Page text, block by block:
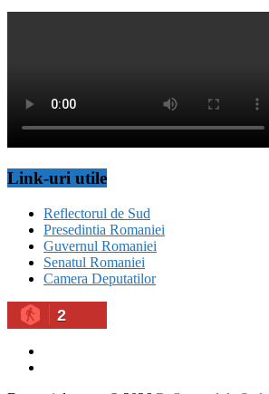
Link-uri utile
Reflectorul de Sud
Presedintia Romaniei
Guvernul Romaniei
Senatul Romaniei
Camera Deputatilor
2